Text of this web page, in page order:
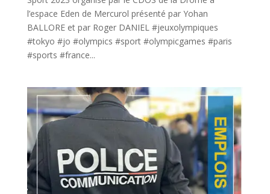
l’espace Eden de Mercurol présenté par Yohan
BALLORE et par Roger DANIEL #jeuxolympiques
#tokyo #jo #olympics #sport #olympicgames #paris
#sports #france...